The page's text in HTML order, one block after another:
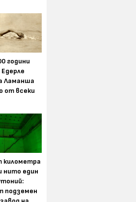
години
Ламанша
от всеки
километра
нито един
подземен